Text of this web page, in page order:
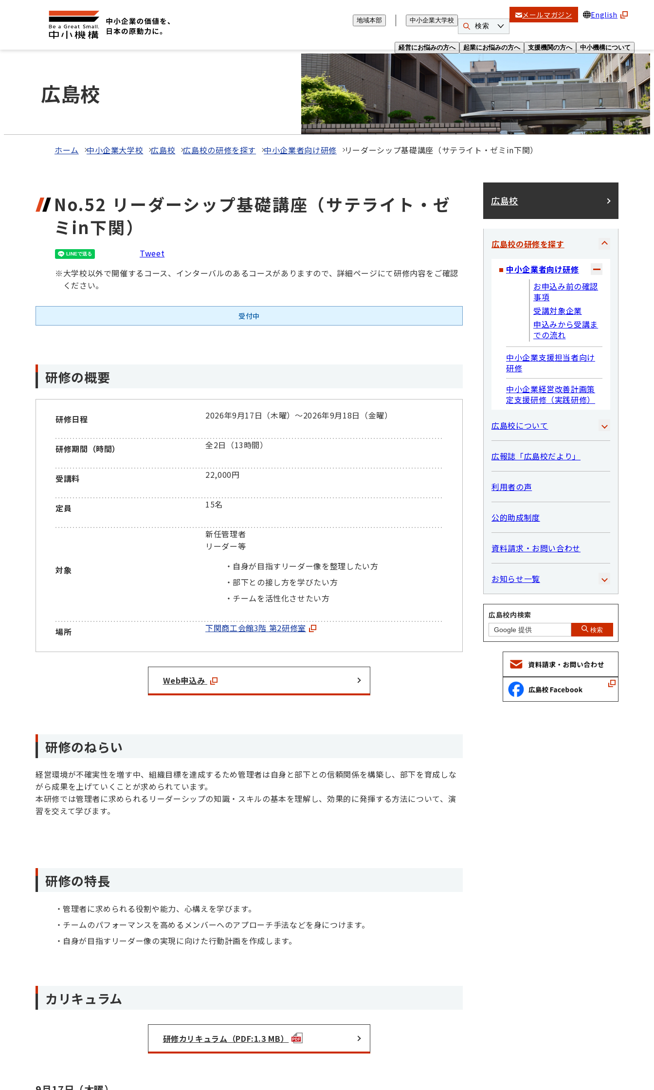
経営にお悩みの方へ 起業にお悩みの方へ 支援機関の方へ 中小機構について
地域本部 中小企業大学校
検索
メールマガジン English
広島校
ホーム 中小企業大学校 広島校 広島校の研修を探す 中小企業者向け研修 リーダーシップ基礎講座（サテライト・ゼミin下関）
No.52 リーダーシップ基礎講座（サテライト・ゼ
ミin下関）
Tweet
※大学校以外で開催するコース、インターバルのあるコースがありますので、詳細ページにて研修内容をご確認
ください。
受付中
研修の概要
研修日程 2026年9月17日（木曜）〜2026年9月18日（金曜）
研修期間（時間） 全2日（13時間）
受講料 22,000円
定員 15名
対象
新任管理者
リーダー等
自身が目指すリーダー像を整理したい方
部下との接し方を学びたい方
チームを活性化させたい方
場所 下関商工会館3階 第2研修室
Web申込み
研修のねらい
経営環境が不確実性を増す中、組織目標を達成するため管理者は自身と部下との信頼関係を構築し、部下を育成しな
がら成果を上げていくことが求められています。
本研修では管理者に求められるリーダーシップの知識・スキルの基本を理解し、効果的に発揮する方法について、演
習を交えて学びます。
研修の特長
管理者に求められる役割や能力、心構えを学びます。
チームのパフォーマンスを高めるメンバーへのアプローチ手法などを身につけます。
自身が目指すリーダー像の実現に向けた行動計画を作成します。
カリキュラム
研修カリキュラム（PDF:1.3 MB）
広島校
広島校の研修を探す
中小企業者向け研修
お申込み前の確認
事項
受講対象企業
申込みから受講ま
での流れ
中小企業支援担当者向け
研修
中小企業経営改善計画策
定支援研修（実践研修）
広島校について
広報誌「広島校だより」
利用者の声
公的助成制度
資料請求・お問い合わせ
お知らせ一覧
広島校内検索
検索